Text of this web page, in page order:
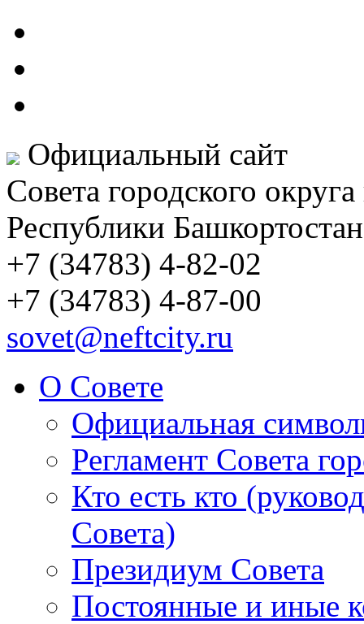
Официальный сайт
Совета городского
Республики Башкортостан
+7 (34783) 4-82-02
+7 (34783) 4-87-00
sovet@neftcity.ru
О Совете
Официальная
Регламент Совета
Кто есть кто
Совета)
Президиум Совета
Постоянные и иные